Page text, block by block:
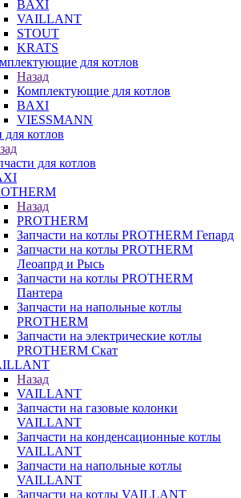
BAXI
VAILLANT
STOUT
KRATS
для котлов
Назад
Комплектующие для котлов
BAXI
VIESSMANN
для котлов
для котлов
Назад
PROTHERM
Запчасти на котлы PROTHERM Гепард
Запчасти на котлы PROTHERM
Леоапрд и Рысь
Запчасти на котлы PROTHERM
Пантера
Запчасти на напольные котлы
PROTHERM
Запчасти на электрические котлы
PROTHERM Скат
Назад
VAILLANT
Запчасти на газовые колонки
VAILLANT
Запчасти на конденсационные котлы
VAILLANT
Запчасти на напольные котлы
VAILLANT
Запчасти на котлы VAILLANT